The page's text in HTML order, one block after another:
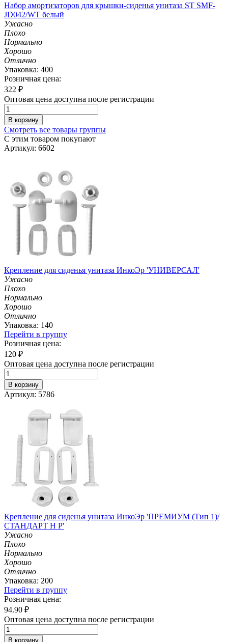
Набор амортизаторов для крышки-сиденья унитаза ST SMF-
JD042/WT белый
Ужасно
Плохо
Нормально
Хорошо
Отлично
Упаковка: 400
Розничная цена:
322 ₽
Оптовая цена доступна после регистрации
В корзину
Смотреть все товары группы
С этим товаром покупают
Артикул: 6602
Крепление для сиденья унитаза ИнкоЭр 'УНИВЕРСАЛ'
Ужасно
Плохо
Нормально
Хорошо
Отлично
Упаковка: 140
Перейти в группу
Розничная цена:
120 ₽
Оптовая цена доступна после регистрации
В корзину
Артикул: 5786
Крепление для сиденья унитаза ИнкоЭр 'ПРЕМИУМ (Тип 1)/
СТАНДАРТ Н Р'
Ужасно
Плохо
Нормально
Хорошо
Отлично
Упаковка: 200
Перейти в группу
Розничная цена:
94.90 ₽
Оптовая цена доступна после регистрации
В корзину